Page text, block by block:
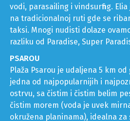
grada. Elia je najduža peščana
potpuno organizovana i nudi
barova, kao i sportove na vodi
vodi, parasailing i vindsurfing.
taksi. Mnogi nudisti dolaze
razliku od Paradise, Super
PSAROU
Plaža Psarou je udaljena 5 km od
jedna od najpopularnijih i